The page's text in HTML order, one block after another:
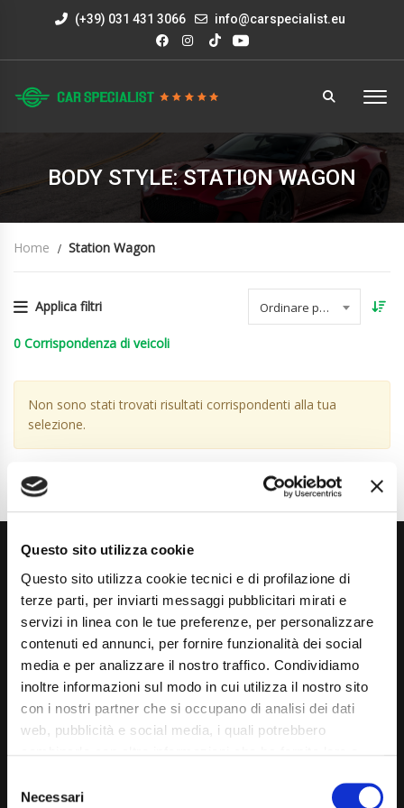
Questo sito utilizza cookie
Questo sito utilizza cookie tecnici e di profilazione di
terze parti, per inviarti messaggi pubblicitari mirati e
servizi in linea con le tue preferenze, per personalizzare
contenuti ed annunci, per fornire funzionalità dei social
media e per analizzare il nostro traffico. Condividiamo
inoltre informazioni sul modo in cui utilizza il nostro sito
con i nostri partner che si occupano di analisi dei dati
web, pubblicità e social media, i quali potrebbero
mera chiusura del banner non comporta l’accettazione
Selection
Necessari
(+39) 031 431 3066 info@carspecialist.eu
BODY STYLE: STATION WAGON
Home Station Wagon
Applica filtri Ordinare per data
0 Corrispondenza di veicoli
Non sono stati trovati risultati corrispondenti alla tua
selezione.
Via Giuditta Pasta 2, Como (CO) 22100
(+39) 031 431 3066
info@carspecialist.eu
Sabato: 09:00 - 12:30